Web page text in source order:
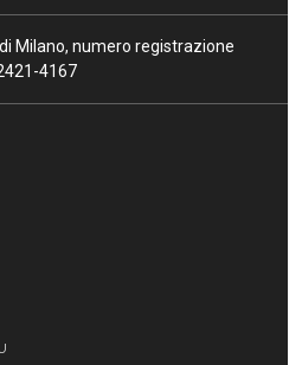
Milano, numero registrazione
4167